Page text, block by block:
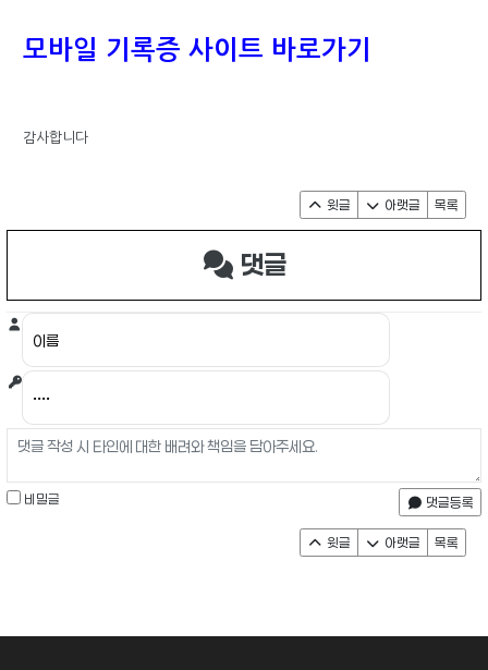
모바일 기록증 사이트 바로가기
감사합니다
윗글 아랫글 목록
댓글
비밀글 댓글등록
윗글 아랫글 목록